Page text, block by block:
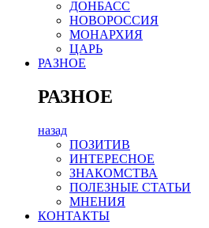
ДОНБАСС
НОВОРОССИЯ
МОНАРХИЯ
ЦАРЬ
РАЗНОЕ
РАЗНОЕ
назад
ПОЗИТИВ
ИНТЕРЕСНОЕ
ЗНАКОМСТВА
ПОЛЕЗНЫЕ СТАТЬИ
МНЕНИЯ
КОНТАКТЫ